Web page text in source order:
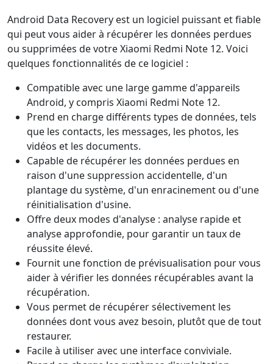
Android Data Recovery est un logiciel puissant et fiable
qui peut vous aider à récupérer les données perdues
ou supprimées de votre Xiaomi Redmi Note 12. Voici
quelques fonctionnalités de ce logiciel :
Compatible avec une large gamme d'appareils
Android, y compris Xiaomi Redmi Note 12.
Prend en charge différents types de données, tels
que les contacts, les messages, les photos, les
vidéos et les documents.
Capable de récupérer les données perdues en
raison d'une suppression accidentelle, d'un
plantage du système, d'un enracinement ou d'une
réinitialisation d'usine.
Offre deux modes d'analyse : analyse rapide et
analyse approfondie, pour garantir un taux de
réussite élevé.
Fournit une fonction de prévisualisation pour vous
aider à vérifier les données récupérables avant la
récupération.
Vous permet de récupérer sélectivement les
données dont vous avez besoin, plutôt que de tout
restaurer.
Facile à utiliser avec une interface conviviale.